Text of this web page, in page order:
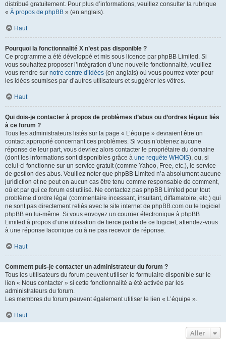
distribué gratuitement. Pour plus d’informations, veuillez consulter la rubrique
« À propos de phpBB » (en anglais).
Haut
Pourquoi la fonctionnalité X n’est pas disponible ?
Ce programme a été développé et mis sous licence par phpBB Limited. Si
vous souhaitez proposer l’intégration d’une nouvelle fonctionnalité, veuillez
vous rendre sur notre centre d’idées (en anglais) où vous pourrez voter pour
les idées soumises par d’autres utilisateurs et suggérer les vôtres.
Haut
Qui dois-je contacter à propos de problèmes d’abus ou d’ordres légaux liés
à ce forum ?
Tous les administrateurs listés sur la page « L’équipe » devraient être un
contact approprié concernant ces problèmes. Si vous n’obtenez aucune
réponse de leur part, vous devriez alors contacter le propriétaire du domaine
(dont les informations sont disponibles grâce à une requête WHOIS), ou, si
celui-ci fonctionne sur un service gratuit (comme Yahoo, Free, etc.), le service
de gestion des abus. Veuillez noter que phpBB Limited n’a absolument aucune
juridiction et ne peut en aucun cas être tenu comme responsable de comment,
où et par qui ce forum est utilisé. Ne contactez pas phpBB Limited pour tout
problème d’ordre légal (commentaire incessant, insultant, diffamatoire, etc.) qui
ne sont pas directement reliés avec le site internet de phpBB.com ou le logiciel
phpBB en lui-même. Si vous envoyez un courrier électronique à phpBB
Limited à propos d’une utilisation de tierce partie de ce logiciel, attendez-vous
à une réponse laconique ou à ne pas recevoir de réponse.
Haut
Comment puis-je contacter un administrateur du forum ?
Tous les utilisateurs du forum peuvent utiliser le formulaire disponible sur le
lien « Nous contacter » si cette fonctionnalité a été activée par les
administrateurs du forum.
Les membres du forum peuvent également utiliser le lien « L’équipe ».
Haut
Aller